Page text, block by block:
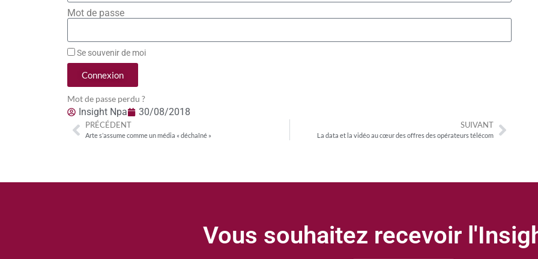
Mot de passe
Se souvenir de moi
Connexion
Mot de passe perdu ?
Insight Npa 30/08/2018
PRÉCÉDENT
Arte s’assume comme un média « déchaîné »
SUIVANT
La data et la vidéo au cœur des offres des opérateurs télécom
Vous souhaitez recevoir